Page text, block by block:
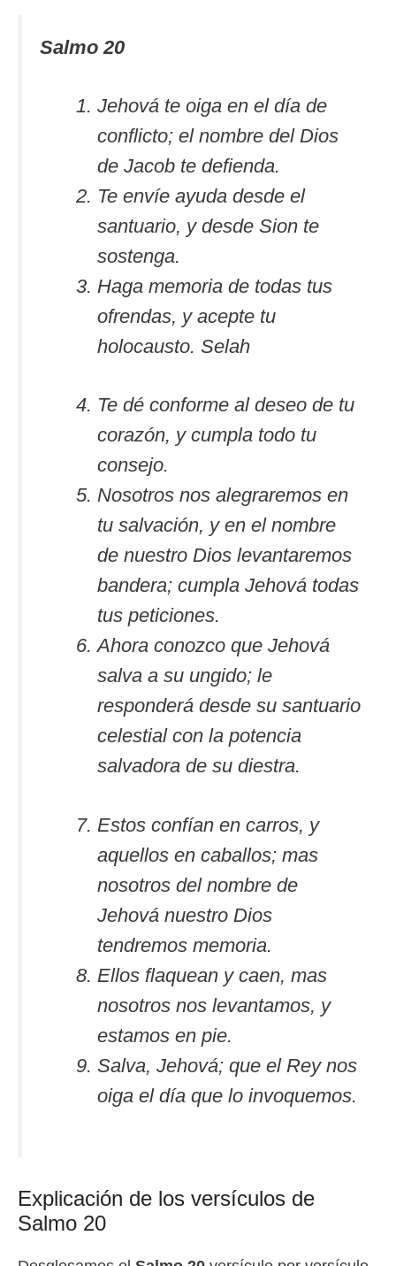
Salmo 20
Jehová te oiga en el día de
conflicto; el nombre del Dios
de Jacob te defienda.
Te envíe ayuda desde el
santuario, y desde Sion te
sostenga.
Haga memoria de todas tus
ofrendas, y acepte tu
holocausto. Selah
Te dé conforme al deseo de tu
corazón, y cumpla todo tu
consejo.
Nosotros nos alegraremos en
tu salvación, y en el nombre
de nuestro Dios levantaremos
bandera; cumpla Jehová todas
tus peticiones.
Ahora conozco que Jehová
salva a su ungido; le
responderá desde su santuario
celestial con la potencia
salvadora de su diestra.
Estos confían en carros, y
aquellos en caballos; mas
nosotros del nombre de
Jehová nuestro Dios
tendremos memoria.
Ellos flaquean y caen, mas
nosotros nos levantamos, y
estamos en pie.
Salva, Jehová; que el Rey nos
oiga el día que lo invoquemos.
Explicación de los versículos de
Salmo 20